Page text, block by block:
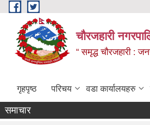
Skip to main content
चौरजहारी
“ समृद्ध चौरजहारी :
गृहपृष्ठ परिचय वडा कार्यालयहरु
समाचार